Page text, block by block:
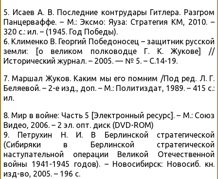
5. Исаев А. В. Последние контрудары Гитлера. Разгром
Панцерваффе. – М.: Эксмо: Яуза: Стратегия КМ, 2010. –
320 с.: ил. – (1945. Год Победы).
6. Клименко В. Георгий Победоносец – защитник русской
земли: [о великом полководце Г. К. Жукове] //
Исторический журнал. – 2005. — № 5. – С.14-19.
7. Маршал Жуков. Каким мы его помним /Под ред. Л. Г.
Беляевой. – 2-е изд., доп. – М.: Политиздат, 1989. – 415 с.:
ил.
8. Мир в войне: Часть 5 [Электронный ресурс]. – М.: Союз
Видео, 2006. – 2 эл. опт. диск (DVD-ROM)
9. Петрухин Н. И. В Берлинской стратегической
(Сибиряки в Берлинской стратегической
наступательной операции Великой Отечественной
войны 1941-1945 годов). – Новосибирск: Новосиб. кн.
изд-во, 2005. – 196 с.